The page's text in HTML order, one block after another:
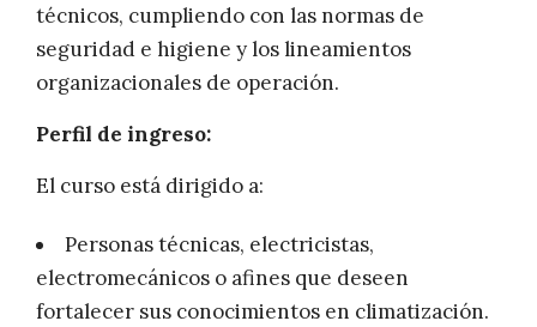
técnicos, cumpliendo con las normas de
seguridad e higiene y los lineamientos
organizacionales de operación.
Perfil de ingreso:
El curso está dirigido a:
Personas técnicas, electricistas,
electromecánicos o afines que deseen
fortalecer sus conocimientos en climatización.